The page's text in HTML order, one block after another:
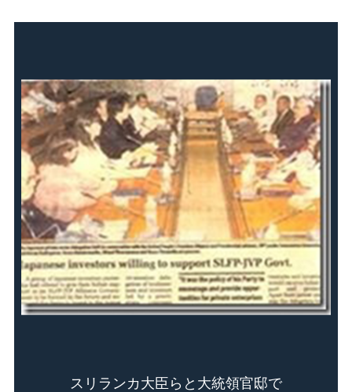
スリランカ大臣らと大統領官邸で